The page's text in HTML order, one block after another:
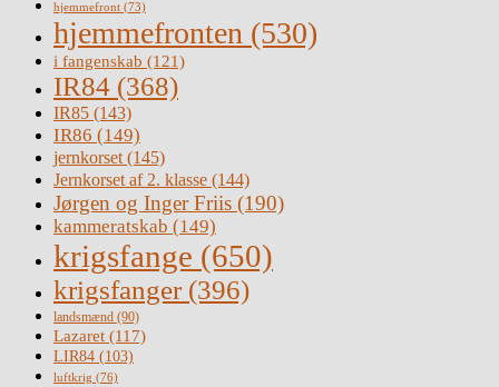
hjemmefront (73)
hjemmefronten (530)
i fangenskab (121)
IR84 (368)
IR85 (143)
IR86 (149)
jernkorset(145)
Jernkorset af 2. klasse (144)
Jørgen og Inger Friis (190)
kammeratskab (149)
krigsfange (650)
krigsfanger (396)
landsmænd (90)
Lazaret (117)
LIR84 (103)
luftkrig (76)